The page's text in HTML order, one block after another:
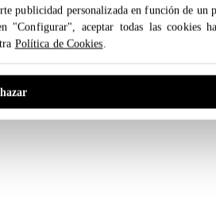
publicidad personalizada en función de un
"Configurar", aceptar todas las cookies
Política de Cookies.